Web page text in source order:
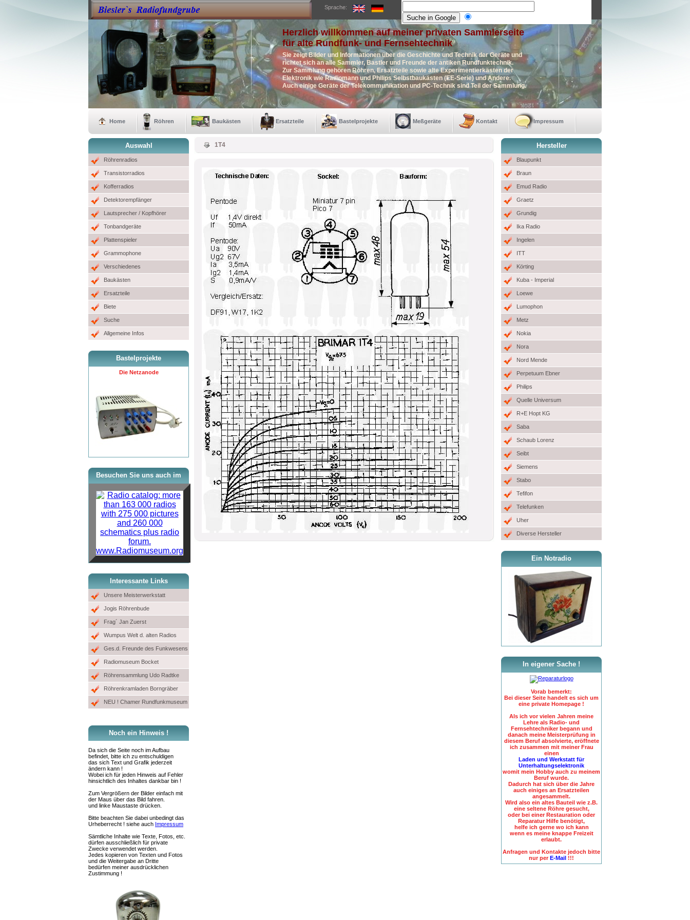
Sprache:
Herzlich willkommen auf meiner privaten Sammlerseite
für alte Rundfunk- und Fernsehtechnik
Sie zeigt Bilder und Informationen über die Geschichte und Technik der Geräte und
richtet sich an alle Sammler, Bastler und Freunde der antiken Rundfunktechnik.
Zur Sammlung gehören Röhren, Ersatzteile sowie alte Experimentierkästen der
Elektronik wie Radiomann und Philips Selbstbaukästen (EE-Serie) und Andere.
Auch einige Geräte der Telekommunikation und PC-Technik sind Teil der Sammlung.
Home Röhren Baukästen Ersatzteile Bastelprojekte Meßgeräte Kontakt Impressum
Auswahl
Röhrenradios
Transistorradios
Kofferradios
Detektorempfänger
Lautsprecher / Kopfhörer
Tonbandgeräte
Plattenspieler
Grammophone
Verschiedenes
Baukästen
Ersatzteile
Biete
Suche
Allgemeine Infos
Bastelprojekte
Die Netzanode
Besuchen Sie uns auch im
www.Radiomuseum.org
Interessante Links
Unsere Meisterwerkstatt
Jogis Röhrenbude
Frag´ Jan Zuerst
Wumpus Welt d. alten Radios
Ges.d. Freunde des Funkwesens
Radiomuseum Bocket
Röhrensammlung Udo Radtke
Röhrenkramladen Borngräber
NEU ! Chamer Rundfunkmuseum
Noch ein Hinweis !
Da sich die Seite noch im Aufbau
befindet, bitte ich zu entschuldigen
das sich Text und Grafik jederzeit
ändern kann !
Wobei ich für jeden Hinweis auf Fehler
hinsichtlich des Inhaltes dankbar bin !
Zum Vergrößern der Bilder einfach mit
der Maus über das Bild fahren.
und linke Maustaste drücken.
Bitte beachten Sie dabei unbedingt das
Urheberrecht ! siehe auch Impressum
Sämtliche Inhalte wie Texte, Fotos, etc.
dürfen ausschließlich für private
Zwecke verwendet werden.
Jedes kopieren von Texten und Fotos
und die Weitergabe an Dritte
bedürfen meiner ausdrücklichen
Zustimmung !
1T4 Hersteller
Blaupunkt
Braun
Emud Radio
Graetz
Grundig
Ika Radio
Ingelen
ITT
Körting
Kuba - Imperial
Loewe
Lumophon
Metz
Nokia
Nora
Nord Mende
Perpetuum Ebner
Philips
Quelle Universum
R+E Hopt KG
Saba
Schaub Lorenz
Seibt
Siemens
Stabo
Tefifon
Telefunken
Uher
Diverse Hersteller
Ein Notradio
In eigener Sache !
Vorab bemerkt:
Bei dieser Seite handelt es sich um
eine private Homepage !
Als ich vor vielen Jahren meine
Lehre als Radio- und
Fernsehtechniker begann und
danach meine Meisterprüfung in
diesem Beruf absolvierte, eröffnete
ich zusammen mit meiner Frau
einen
Laden und Werkstatt für
Unterhaltungselektronik
womit mein Hobby auch zu meinem
Beruf wurde.
Dadurch hat sich über die Jahre
auch einiges an Ersatzteilen
angesammelt.
Wird also ein altes Bauteil wie z.B.
eine seltene Röhre gesucht,
oder bei einer Restauration oder
Reparatur Hilfe benötigt,
helfe ich gerne wo ich kann
wenn es meine knappe Freizeit
erlaubt.
Anfragen und Kontakte jedoch bitte
nur per E-Mail !!!